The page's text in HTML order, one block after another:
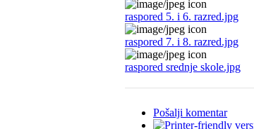
raspored 5. i 6. razred.jpg
raspored 7. i 8. razred.jpg
raspored srednje skole.jpg
Pošalji komentar